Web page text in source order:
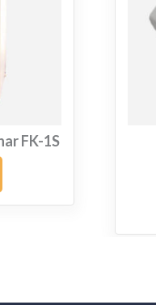
FK-1S